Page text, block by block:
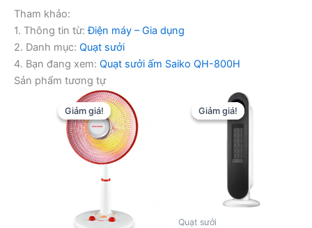
Tham khảo:
1. Thông tin từ:Điện máy – Gia dụng
2. Danh mục: Quạt sưởi
4. Bạn đang xem: Quạt sưởi ấm Saiko QH-800H
Sản phẩm tương tự
Giảm giá!
Giảm giá! Giảm giá!
Giảm giá!
Quạt sưởi